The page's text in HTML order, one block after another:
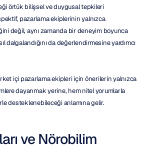
örtük bilişsel ve duygusal tepkileri
pazarlama ekiplerinin yalnızca
değil, aynı zamanda bir deneyim boyunca
dalgalandığını da değerlendirmesine yardımcı
içi pazarlama ekipleri için önerilerin yalnızca
dayanmak yerine, hem nitel yorumlarla
desteklenebileceği anlamına gelir.
ve Nörobilim